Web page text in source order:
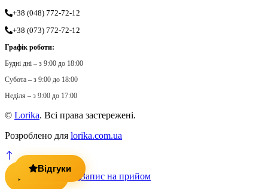
+38 (048) 772-72-12
+38 (073) 772-72-12
Графік роботи:
Будні дні – з 9:00 до 18:00
Субота – з 9:00 до 18:00
Неділя – з 9:00 до 17:00
© Lorika. Всі права застережені.
Розроблено для lorika.com.ua
Відгуки Запис на прийом
Відгуки